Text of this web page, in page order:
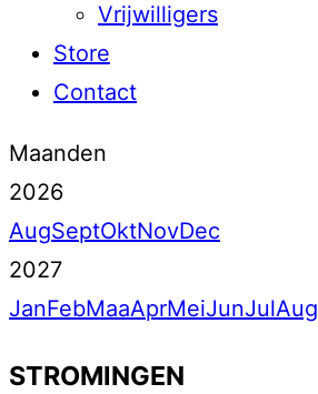
Vrijwilligers
Store
Contact
Maanden
2026
AugSeptOktNovDec
2027
JanFebMaaAprMeiJunJulAug
STROMINGEN